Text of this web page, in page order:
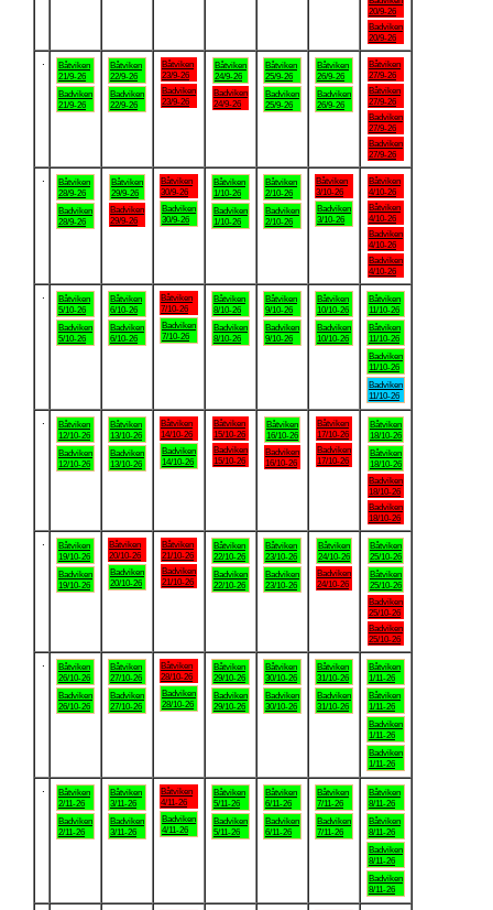
20/9-26
Badviken
20/9-26
Båtviken
21/9-26
Badviken
21/9-26
Båtviken
22/9-26
Badviken
22/9-26
Båtviken
23/9-26
Badviken
23/9-26
Båtviken
24/9-26
Badviken
24/9-26
Båtviken
25/9-26
Badviken
25/9-26
Båtviken
26/9-26
Badviken
26/9-26
Båtviken
27/9-26
Båtviken
27/9-26
Badviken
27/9-26
Badviken
27/9-26
Båtviken
28/9-26
Badviken
28/9-26
Båtviken
29/9-26
Badviken
29/9-26
Båtviken
30/9-26
Badviken
30/9-26
Båtviken
1/10-26
Badviken
1/10-26
Båtviken
2/10-26
Badviken
2/10-26
Båtviken
3/10-26
Badviken
3/10-26
Båtviken
4/10-26
Båtviken
4/10-26
Badviken
4/10-26
Badviken
4/10-26
Båtviken
5/10-26
Badviken
5/10-26
Båtviken
6/10-26
Badviken
6/10-26
Båtviken
7/10-26
Badviken
7/10-26
Båtviken
8/10-26
Badviken
8/10-26
Båtviken
9/10-26
Badviken
9/10-26
Båtviken
10/10-26
Badviken
10/10-26
Båtviken
11/10-26
Båtviken
11/10-26
Badviken
11/10-26
Badviken
11/10-26
Båtviken
12/10-26
Badviken
12/10-26
Båtviken
13/10-26
Badviken
13/10-26
Båtviken
14/10-26
Badviken
14/10-26
Båtviken
15/10-26
Badviken
15/10-26
Båtviken
16/10-26
Badviken
16/10-26
Båtviken
17/10-26
Badviken
17/10-26
Båtviken
18/10-26
Båtviken
18/10-26
Badviken
18/10-26
Badviken
18/10-26
Båtviken
19/10-26
Badviken
19/10-26
Båtviken
20/10-26
Badviken
20/10-26
Båtviken
21/10-26
Badviken
21/10-26
Båtviken
22/10-26
Badviken
22/10-26
Båtviken
23/10-26
Badviken
23/10-26
Båtviken
24/10-26
Badviken
24/10-26
Båtviken
25/10-26
Båtviken
25/10-26
Badviken
25/10-26
Badviken
25/10-26
Båtviken
26/10-26
Badviken
26/10-26
Båtviken
27/10-26
Badviken
27/10-26
Båtviken
28/10-26
Badviken
28/10-26
Båtviken
29/10-26
Badviken
29/10-26
Båtviken
30/10-26
Badviken
30/10-26
Båtviken
31/10-26
Badviken
31/10-26
Båtviken
1/11-26
Båtviken
1/11-26
Badviken
1/11-26
Badviken
1/11-26
Båtviken
2/11-26
Badviken
2/11-26
Båtviken
3/11-26
Badviken
3/11-26
Båtviken
4/11-26
Badviken
4/11-26
Båtviken
5/11-26
Badviken
5/11-26
Båtviken
6/11-26
Badviken
6/11-26
Båtviken
7/11-26
Badviken
7/11-26
Båtviken
8/11-26
Båtviken
8/11-26
Badviken
8/11-26
Badviken
8/11-26